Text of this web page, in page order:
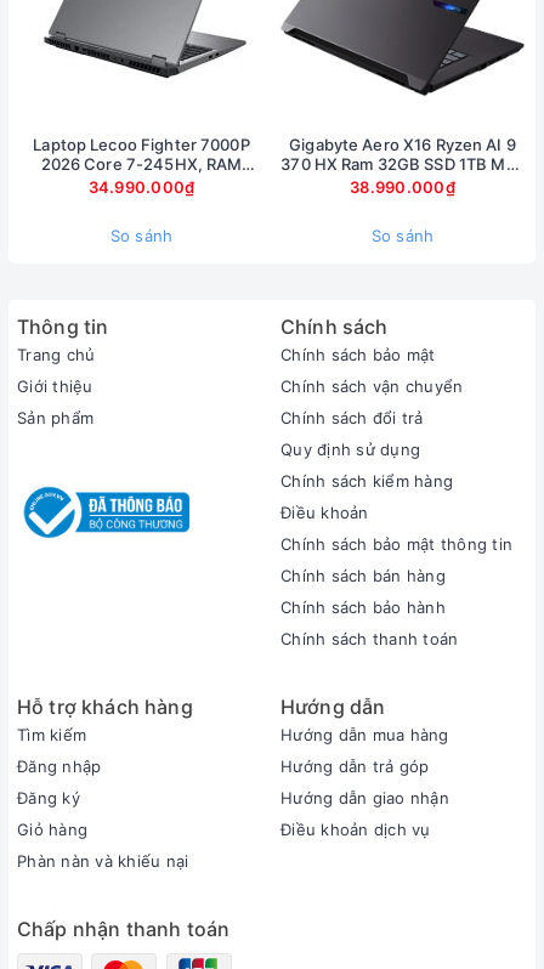
_____________________________________
Cam kết Vàng của hệ thống Xrazer
Xrazer là hệ thống bán lẻ laptop uy tín hàng đầu,
showroom nòa đều sẽ được bảo hành trên toàn
quốc.
100% máy tại Xrazer đều là hàng nhập khẩu tại các
nước như Mỹ , Nhật , Úc , khối EU
Hỗ trợ sau bán hàng, dịch vụ bảo hành nhiệt
tình, nhanh chóng
Hỗ trợ vệ sinh và cài đặt máy miễn phí đối với tất
Đối với quý khách hàng ở xa. Khi máy gặp vấn đề
hàng
Trong 7 ngày đầu, nếu máy có lỗi phần cứng, quý
khách có thể mang qua đổi trả.
Trong 7 ngày đầu, nếu máy không đáp ứng được
yêu cầu của khách, quý khách có thể mang đổi
hế độ vận chuyển và thanh toán
Laptop Lecoo Fighter 7000P
2026 Core 7-245HX, RAM
16GB, SSD 512GB, RTX 5060
8GB, màn 16 inch 2.5K 180Hz
34.990.000₫
So sánh
Gigabyte Aero X16 Ryzen AI 9
370 HX Ram 32GB SSD 1TB Màn
hình 16inch 2.5K RTX 5070 8Gb
38.990.000₫
So sánh
Thông tin
Trang chủ
Giới thiệu
Sản phẩm
Chính sách
Chính sách bảo mật
Chính sách vận chuyển
Chính sách đổi trả
Quy định sử dụng
Chính sách kiểm hàng
Điều khoản
Chính sách bảo mật thông tin
Chính sách bán hàng
Chính sách bảo hành
Chính sách thanh toán
Hỗ trợ khách hàng
Tìm kiếm
Đăng nhập
Đăng ký
Giỏ hàng
Phàn nàn và khiếu nại
Hướng dẫn
Hướng dẫn mua hàng
Hướng dẫn trả góp
Hướng dẫn giao nhận
Điều khoản dịch vụ
Chấp nhận thanh toán